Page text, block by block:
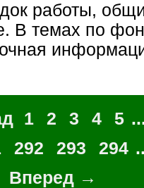
В темах по
1 2 3 4 5
292 293 294
Вперед →